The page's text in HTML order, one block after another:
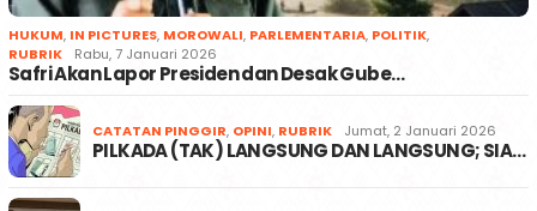
HUKUM, IN PICTURES, MOROWALI, PARLEMENTARIA, POLITIK,
RUBRIK
Rabu, 7 Januari 2026
Safri Akan Lapor Presiden dan Desak Gube…
CATATAN PINGGIR, OPINI, RUBRIK Jumat, 2 Januari 2026
PILKADA (TAK) LANGSUNG DAN LANGSUNG; SIA…